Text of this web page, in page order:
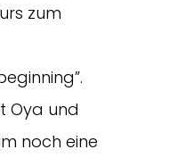
zum
Oya und
noch eine